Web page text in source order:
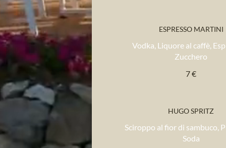
ESPRESSO MARTINI
Vodka, Liquore al caffè,
Zucchero
7 €
HUGO SPRITZ
Sciroppo al fior di sambuco,
Soda